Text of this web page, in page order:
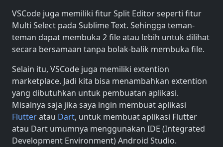
VSCode juga memiliki fitur Split Editor seperti fitur
Multi Select pada Sublime Text. Sehingga teman-
teman dapat membuka 2 file atau lebih untuk dilihat
secara bersamaan tanpa bolak-balik membuka file.
Selain itu, VSCode juga memiliki extention
marketplace. Jadi kita bisa menambahkan extention
yang dibutuhkan untuk pembuatan aplikasi.
Misalnya saja jika saya ingin membuat aplikasi
Flutteratau Dart, untuk membuat aplikasi Flutter
atau Dart umumnya menggunakan IDE (Integrated
Development Environment) Android Studio.